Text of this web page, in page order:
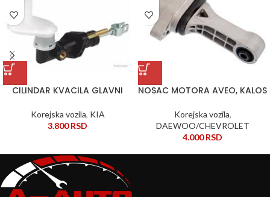
CILINDAR KVACILA GLAVNI
Korejska vozila, KIA
3.800RSD
NOSAC MOTORA AVEO, KALOS
Korejska vozila,
DAEWOO/CHEVROLET
4.000RSD